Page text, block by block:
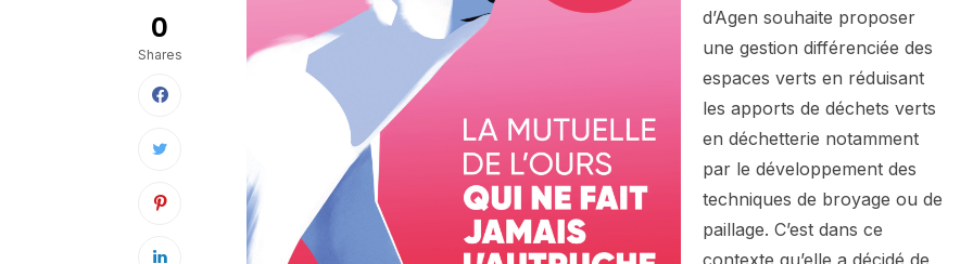
0
Shares
d’Agen souhaite proposer
une gestion différenciée des
espaces verts en réduisant
les apports de déchets verts
en déchetterie notamment
par le développement des
techniques de broyage ou de
paillage. C’est dans ce